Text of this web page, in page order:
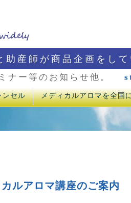
産師が商品企画をして
ナー等のお知らせ他。
ンセル メディカルアロマを全国
ルアロマ講座のご案内